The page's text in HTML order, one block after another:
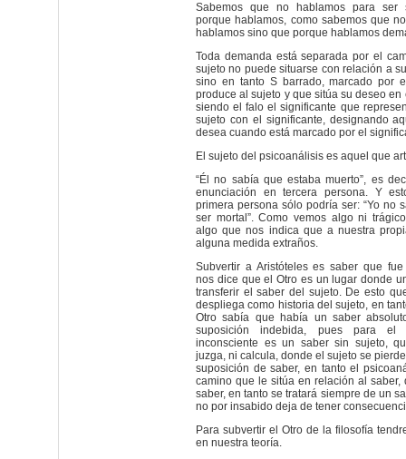
Sabemos que no hablamos para ser
porque hablamos, como sabemos que
hablamos sino que porque hablamos
Toda demanda está separada por el
sujeto no puede situarse con relación a
sino en tanto S barrado, marcado por
produce al sujeto y que sitúa su deseo en
siendo el falo el significante que
sujeto con el significante, designando
desea cuando está marcado por el
El sujeto del psicoanálisis es aquel que
“Él no sabía que estaba muerto”, es
enunciación en tercera persona. Y
primera persona sólo podría ser: “Yo no
ser mortal”. Como vemos algo ni
algo que nos indica que a nuestra
alguna medida extraños.
Subvertir a Aristóteles es saber que fue
nos dice que el Otro es un lugar donde
transferir el saber del sujeto. De esto
despliega como historia del sujeto, en
Otro sabía que había un saber
suposición indebida, pues para el
inconsciente es un saber sin sujeto,
juzga, ni calcula, donde el sujeto se
suposición de saber, en tanto el
camino que le sitúa en relación al saber,
saber, en tanto se tratará siempre de un
no por insabido deja de tener
Para subvertir el Otro de la filosofía
en nuestra teoría.